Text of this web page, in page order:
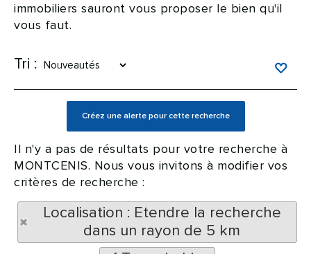
immobiliers sauront vous proposer le bien qu'il
vous faut.
Tri :
Il n'y a pas de résultats pour votre recherche à
MONTCENIS. Nous vous invitons à modifier vos
critères de recherche :
Localisation : Etendre la recherche
dans un rayon de 5 km